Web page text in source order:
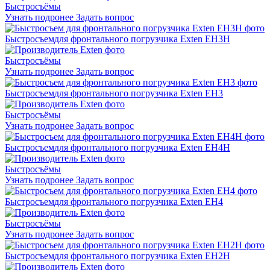
Быстросъёмы
Узнать подронее Задать вопрос
Быстросъемдля фронтального погрузчика Exten EH3H
Быстросъёмы
Узнать подронее Задать вопрос
Быстросъемдля фронтального погрузчика Exten EH3
Быстросъёмы
Узнать подронее Задать вопрос
Быстросъемдля фронтального погрузчика Exten EH4H
Быстросъёмы
Узнать подронее Задать вопрос
Быстросъемдля фронтального погрузчика Exten EH4
Быстросъёмы
Узнать подронее Задать вопрос
Быстросъемдля фронтального погрузчика Exten EH2H